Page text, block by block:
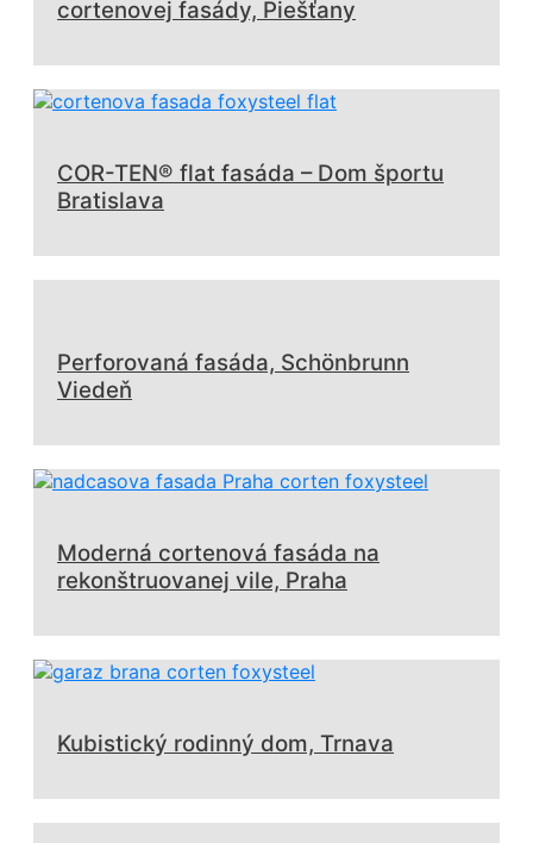
cortenovej fasády, Piešťany
COR-TEN® flat fasáda – Dom športu
Bratislava
Perforovaná fasáda, Schönbrunn
Viedeň
Moderná cortenová fasáda na
rekonštruovanej vile, Praha
Kubistický rodinný dom, Trnava